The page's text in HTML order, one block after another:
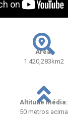
Área:
1.420,283km2
Altitude média:
50 metros acima